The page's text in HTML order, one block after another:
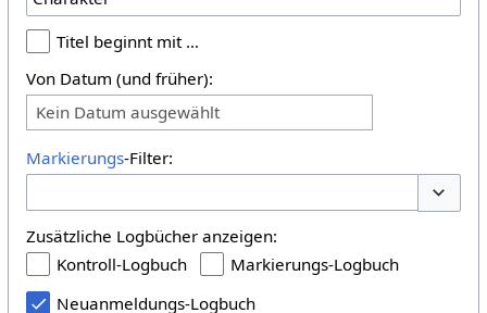
Titel beginnt mit …
Von Datum (und früher):
Kein Datum ausgewählt
Markierungs-Filter:
Zusätzliche Logbücher anzeigen:
Kontroll-Logbuch
Markierungs-Logbuch
Neuanmeldungs-Logbuch